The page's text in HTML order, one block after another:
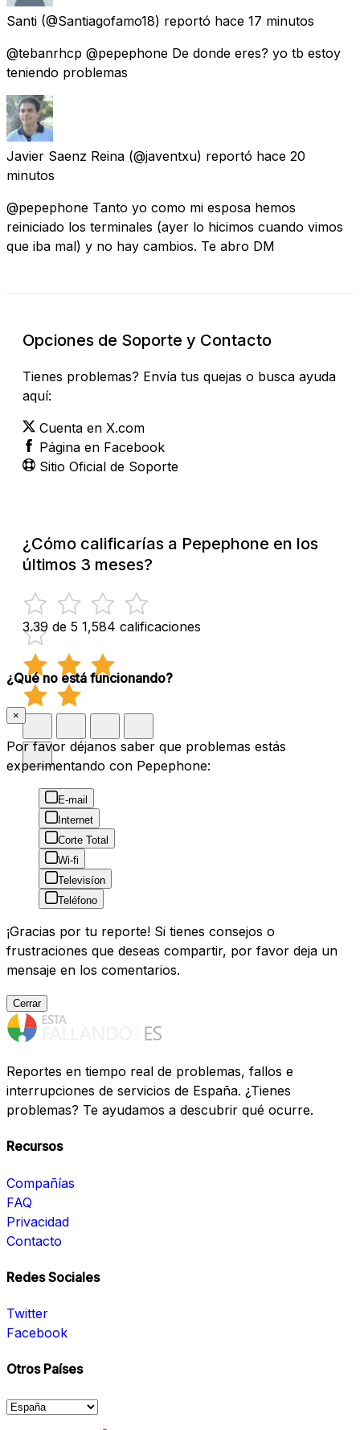
Santi (@Santiagofamo18) reportó hace 17 minutos
@tebanrhcp @pepephone De donde eres? yo tb estoy
teniendo problemas
Javier Saenz Reina (@javentxu) reportó hace 20
minutos
@pepephone Tanto yo como mi esposa hemos
reiniciado los terminales (ayer lo hicimos cuando vimos
que iba mal) y no hay cambios. Te abro DM
Opciones de Soporte y Contacto
Tienes problemas? Envía tus quejas o busca ayuda
aquí:
Cuenta en X.com
Página en Facebook
Sitio Oficial de Soporte
¿Cómo calificarías a Pepephone en los
últimos 3 meses?
3.39 de 5 1,584 calificaciones
¿Qué no está funcionando?
×
Por favor déjanos saber que problemas estás
experimentando con Pepephone:
E-mail
Internet
Corte Total
Wi-fi
Televisíon
Teléfono
¡Gracias por tu reporte! Si tienes consejos o
frustraciones que deseas compartir, por favor deja un
mensaje en los comentarios.
Cerrar
Reportes en tiempo real de problemas, fallos e
interrupciones de servicios de España. ¿Tienes
problemas? Te ayudamos a descubrir qué ocurre.
Recursos
Compañías
FAQ
Privacidad
Contacto
Redes Sociales
Twitter
Facebook
Otros Países